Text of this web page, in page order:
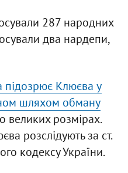
287 народних
два нардепи,
підозрює Клюєва у
шляхом обману
великих розмірах.
розслідують за ст.
кодексу України.